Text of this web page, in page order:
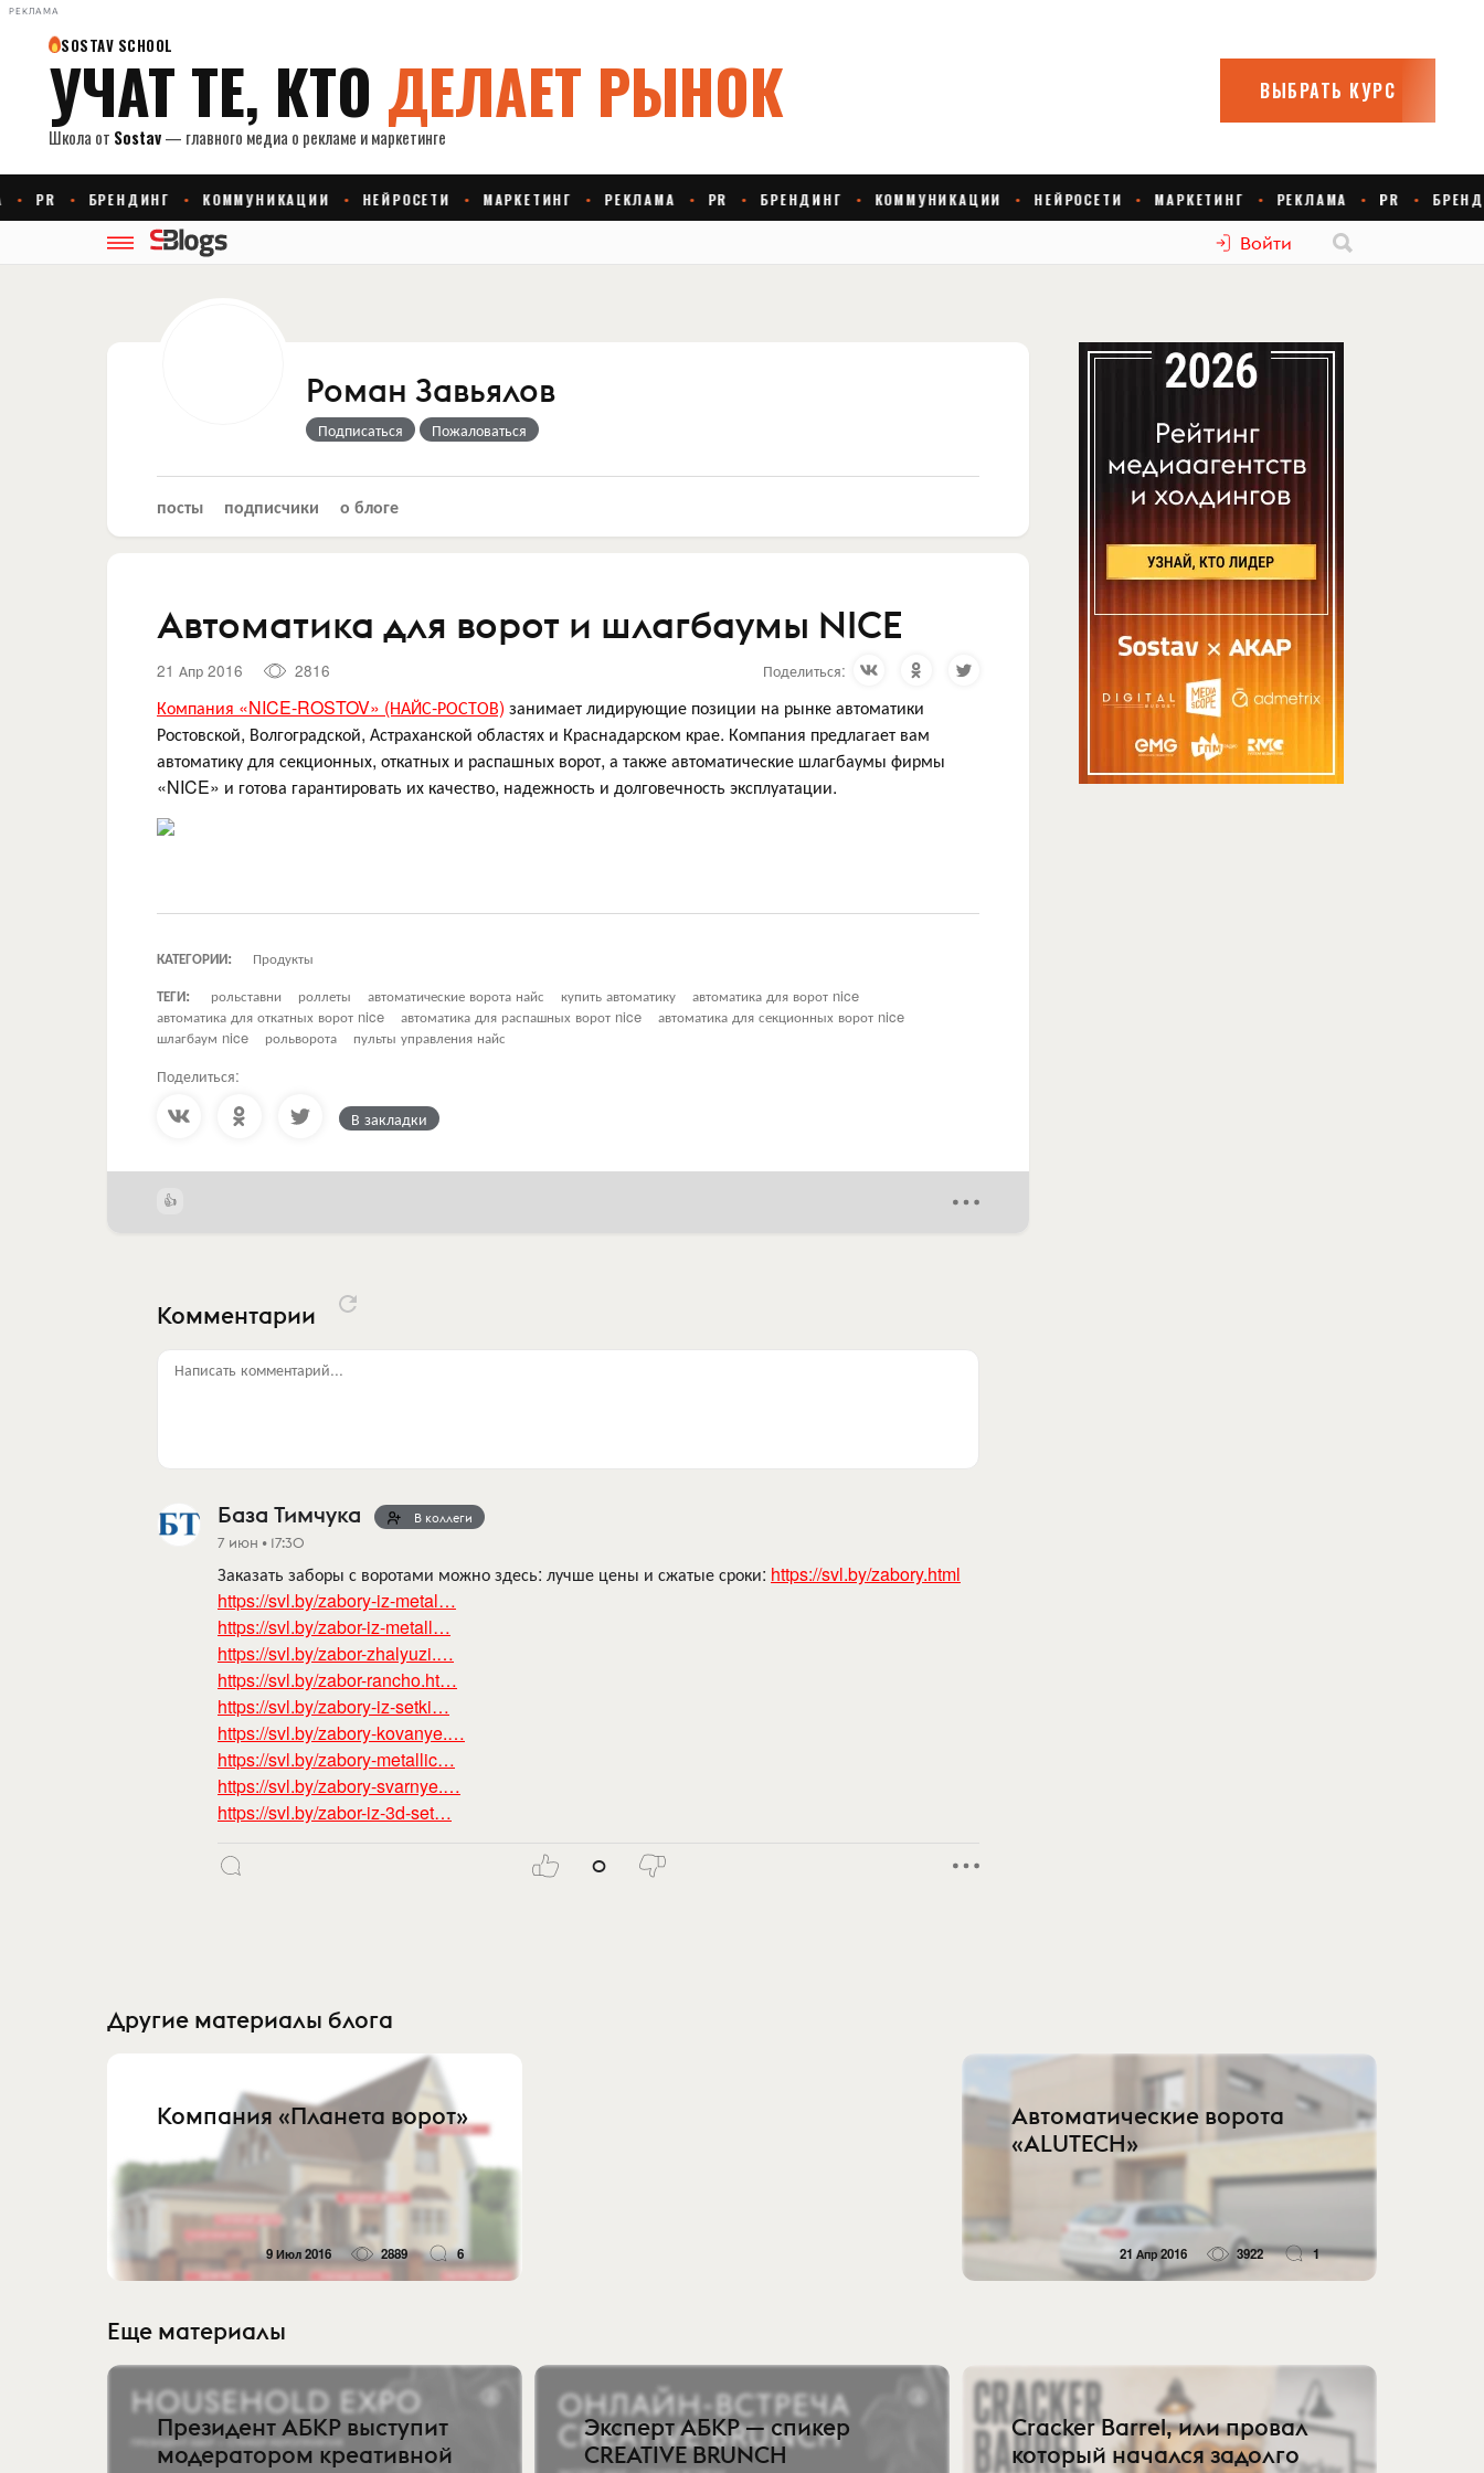
РЕКЛАМА
Войти
Роман Завьялов
Подписаться Пожаловаться
посты подписчики о блоге
Автоматика для ворот и шлагбаумы NICE
21 Апр 2016 2816 Поделиться:
Компания «NICE-ROSTOV» (НАЙС-РОСТОВ) занимает лидирующие позиции на рынке автоматики
Ростовской, Волгоградской, Астраханской областях и Краснадарском крае. Компания предлагает вам
автоматику для секционных, откатных и распашных ворот, а также автоматические шлагбаумы фирмы
«NICE» и готова гарантировать их качество, надежность и долговечность эксплуатации.
КАТЕГОРИИ:
Продукты
ТЕГИ:
рольставни роллеты автоматические ворота найс купить автоматику
автоматика для ворот nice
автоматика для откатных ворот nice
автоматика для распашных ворот nice
автоматика для секционных ворот nice
шлагбаум nice
рольворота пульты управления найс
Поделиться:
В закладки
Комментарии
Написать комментарий...
База Тимчука В коллеги
7 июн • 17:30
Заказать заборы с воротами можно здесь: лучше цены и сжатые сроки: https://svl.by/zabory.html
https://svl.by/zabory-iz-metal…
https://svl.by/zabor-iz-metall…
https://svl.by/zabor-zhalyuzi.…
https://svl.by/zabor-rancho.ht…
https://svl.by/zabory-iz-setki…
https://svl.by/zabory-kovanye.…
https://svl.by/zabory-metallic…
https://svl.by/zabory-svarnye.…
https://svl.by/zabor-iz-3d-set…
0
Другие материалы блога
Компания «Планета ворот»
9 Июл 2016 2889 6
Автоматические ворота
«ALUTECH»
21 Апр 2016 3922 1
Еще материалы
Президент АБКР выступит
модератором креативной
Эксперт АБКР — спикер
CREATIVE BRUNCH
Cracker Barrel, или провал
который начался задолго